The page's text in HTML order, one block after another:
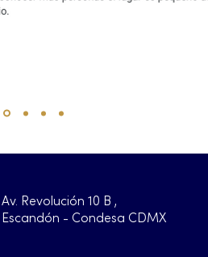
Av. Revolución 10 B ,
Escandón - Condesa CDMX